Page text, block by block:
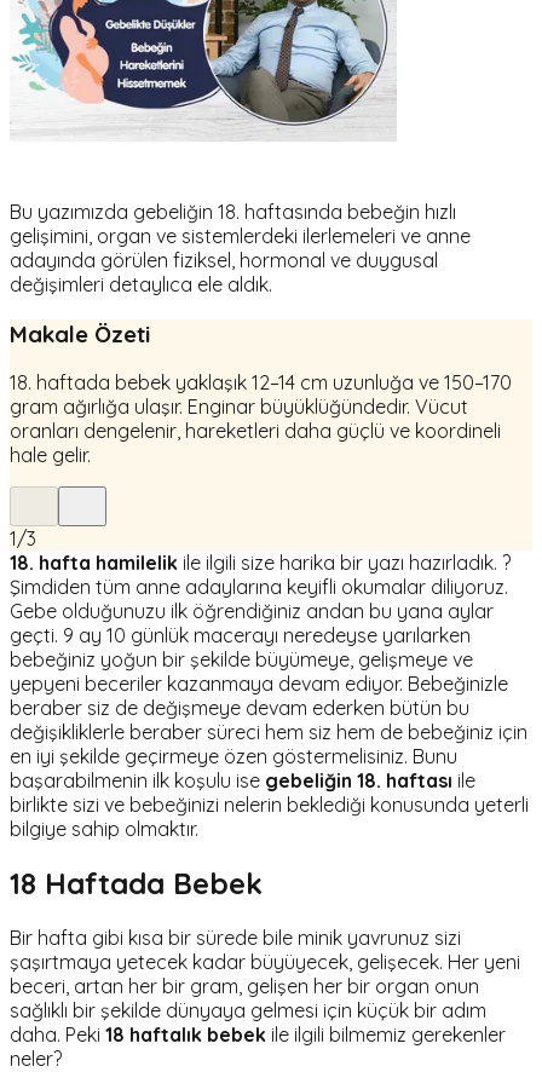
Bu yazımızda gebeliğin 18. haftasında bebeğin hızlı
gelişimini, organ ve sistemlerdeki ilerlemeleri ve anne
adayında görülen fiziksel, hormonal ve duygusal
değişimleri detaylıca ele aldık.
Makale Özeti
18. haftada bebek yaklaşık 12–14 cm uzunluğa ve 150–170
gram ağırlığa ulaşır. Enginar büyüklüğündedir. Vücut
oranları dengelenir, hareketleri daha güçlü ve koordineli
hale gelir.
1/3
18. hafta hamilelik ile ilgili size harika bir yazı hazırladık. ?
Şimdiden tüm anne adaylarına keyifli okumalar diliyoruz.
Gebe olduğunuzu ilk öğrendiğiniz andan bu yana aylar
geçti. 9 ay 10 günlük macerayı neredeyse yarılarken
bebeğiniz yoğun bir şekilde büyümeye, gelişmeye ve
yepyeni beceriler kazanmaya devam ediyor. Bebeğinizle
beraber siz de değişmeye devam ederken bütün bu
değişikliklerle beraber süreci hem siz hem de bebeğiniz için
en iyi şekilde geçirmeye özen göstermelisiniz. Bunu
başarabilmenin ilk koşulu ise gebeliğin 18. haftası ile
birlikte sizi ve bebeğinizi nelerin beklediği konusunda yeterli
bilgiye sahip olmaktır.
18 Haftada Bebek
Bir hafta gibi kısa bir sürede bile minik yavrunuz sizi
şaşırtmaya yetecek kadar büyüyecek, gelişecek. Her yeni
beceri, artan her bir gram, gelişen her bir organ onun
sağlıklı bir şekilde dünyaya gelmesi için küçük bir adım
daha. Peki 18 haftalık bebek ile ilgili bilmemiz gerekenler
neler?